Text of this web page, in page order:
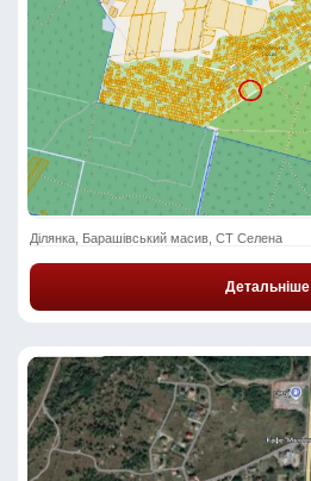
Ділянка, Барашівський масив, СТ Селена
Детальніше